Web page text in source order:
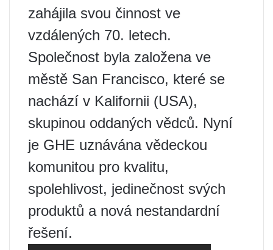
zahájila svou činnost ve
vzdálených 70. letech.
Společnost byla založena ve
městě San Francisco, které se
nachází v Kalifornii (USA),
skupinou oddaných vědců. Nyní
je GHE uznávána vědeckou
komunitou pro kvalitu,
spolehlivost, jedinečnost svých
produktů a nová nestandardní
řešení.